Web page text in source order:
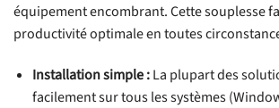
équipement encombrant. Cette souplesse
productivité optimale en toutes
Installation simple :La plupart des
facilement sur tous les systèmes